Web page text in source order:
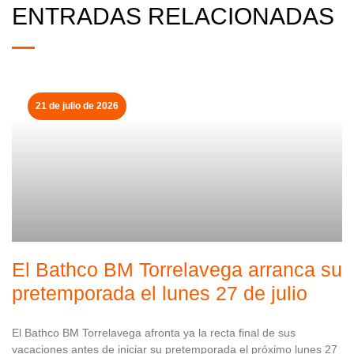
ENTRADAS RELACIONADAS
El Bathco BM Torrelavega arranca su
pretemporada el lunes 27 de julio
El Bathco BM Torrelavega afronta ya la recta final de sus
vacaciones antes de iniciar su pretemporada el próximo lunes 27
21 de julio de 2026